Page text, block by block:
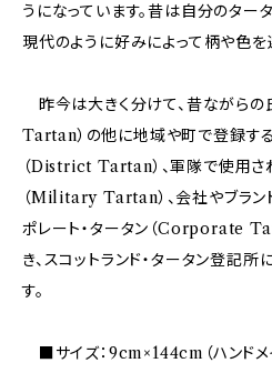
うになっています。昔は自分のター
現代のように好みによって柄や色を
昨今は大きく分けて、昔ながらの
Tartan）の他に地域や町で登録する
（District Tartan）、軍隊で使用さ
（Military Tartan）、会社やブラ
ポレート・タータン（Corporate
き、スコットランド・タータン登記
す。
■サイズ：9cm×144cm（ハンドメ